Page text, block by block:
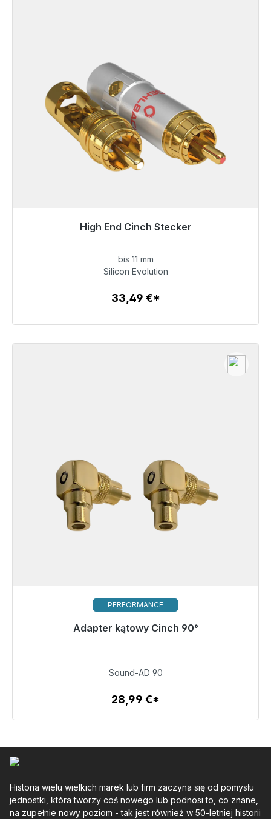
High End Cinch Stecker
Gotowy do natychmiastowej wysyłki, czas dostawy
33,49 €
bis 11 mm
Silicon Evolution
33,49 €*
PERFORMANCE
Adapter kątowy Cinch 90°
Gotowy do natychmiastowej wysyłki, czas dostawy
28,99 €
Szczegóły
Sound-AD 90
28,99 €*
Historia wielu wielkich marek lub firm zaczyna się od pomysłu
jednostki, która tworzy coś nowego lub podnosi to, co znane,
na zupełnie nowy poziom - tak jest również w 50-letniej historii